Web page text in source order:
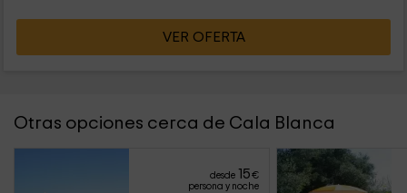
VER OFERTA
Otras opciones cerca de Cala Blanca
desde 15€
persona y noche